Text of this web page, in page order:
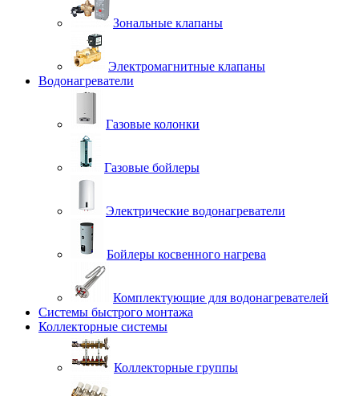
Зональные клапаны
Электромагнитные клапаны
Водонагреватели
Газовые колонки
Газовые бойлеры
Электрические водонагреватели
Бойлеры косвенного нагрева
Комплектующие для водонагревателей
Системы быстрого монтажа
Коллекторные системы
Коллекторные группы